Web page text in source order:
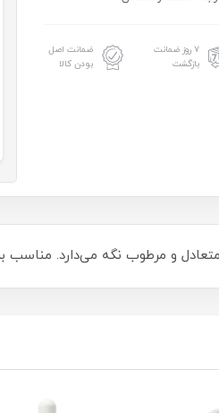
۷ روز ضمانت
بازگشت
ضمانت اصل
بودن کالا